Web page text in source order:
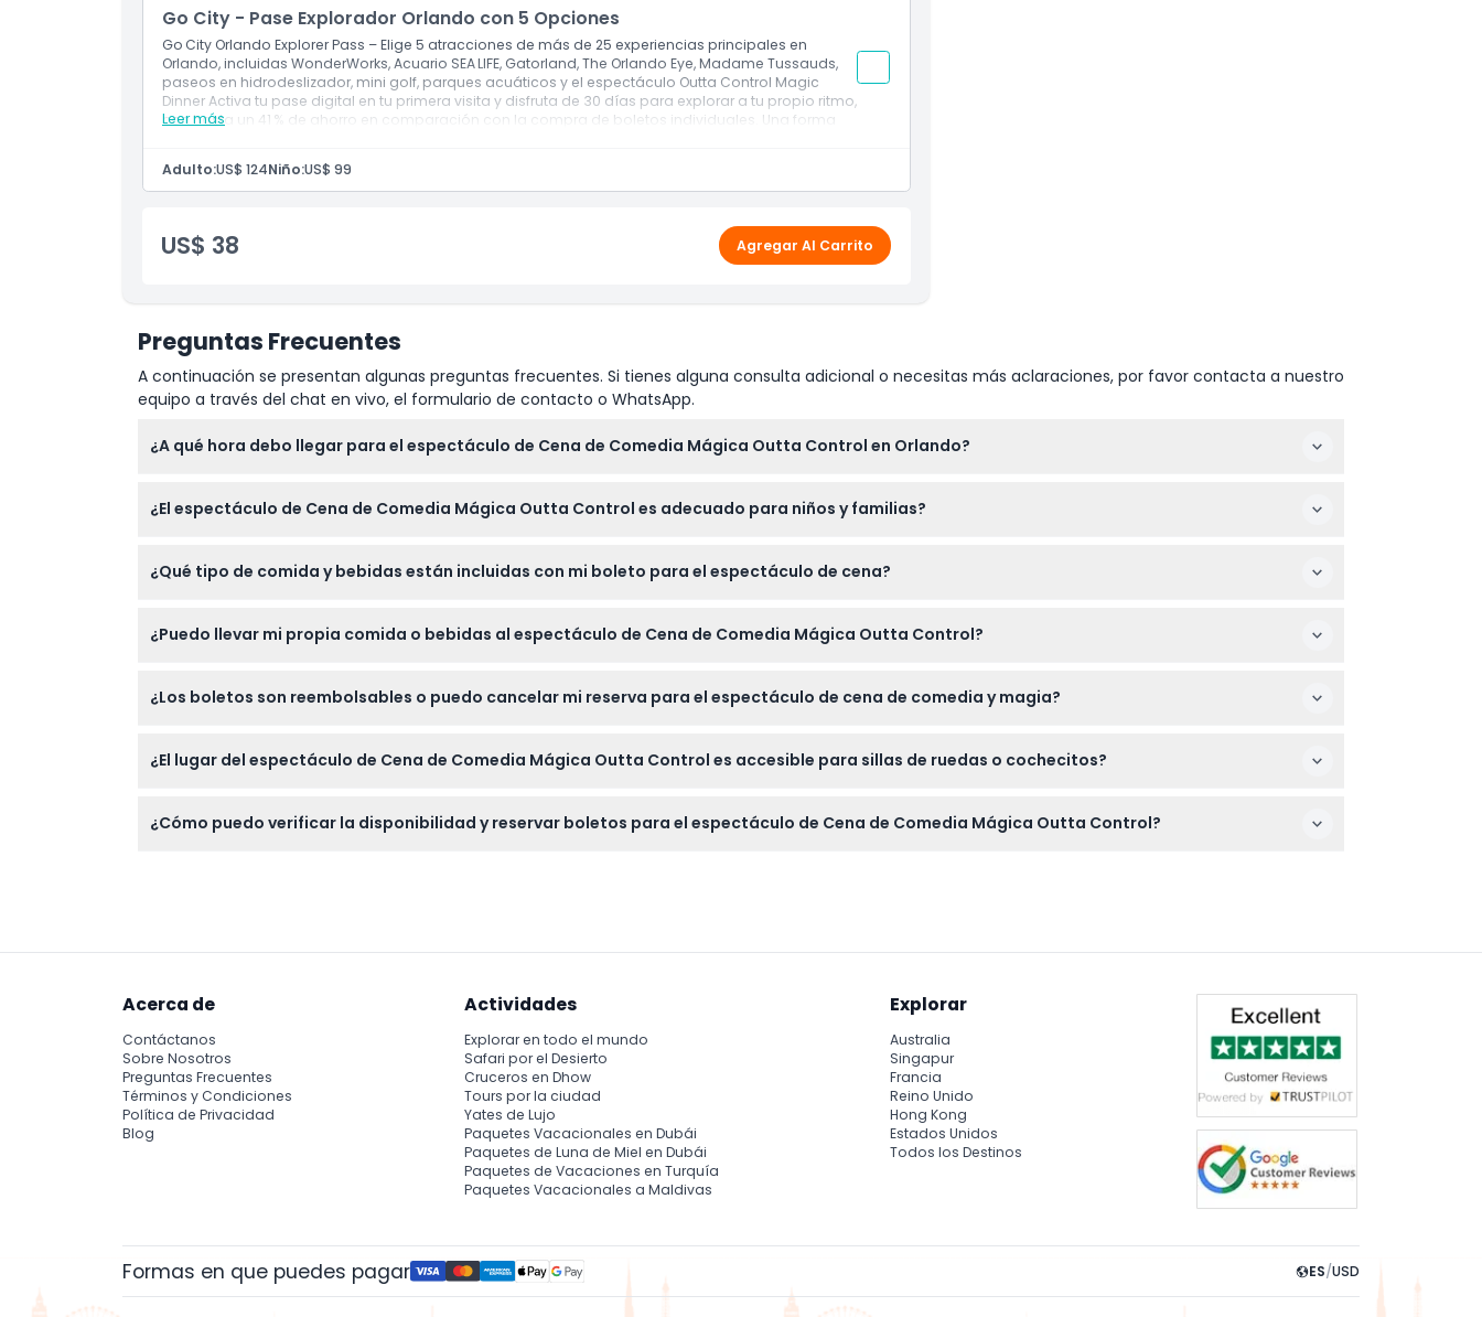
Go City - Pase Explorador Orlando con 5 Opciones
Go City Orlando Explorer Pass – Elige 5 atracciones de más de 25 experiencias principales en
Orlando, incluidas WonderWorks, Acuario SEA LIFE, Gatorland, The Orlando Eye, Madame Tussauds,
paseos en hidrodeslizador, mini golf, parques acuáticos y el espectáculo Outta Control Magic
Dinner Activa tu pase digital en tu primera visita y disfruta de 30 días para explorar a tu propio ritmo,
con hasta un 41 % de ahorro en comparación con la compra de boletos individuales. Una forma
Leer más
Adulto:US$ 124Niño:US$ 99
US$ 38 Agregar Al Carrito
Preguntas Frecuentes
A continuación se presentan algunas preguntas frecuentes. Si tienes alguna consulta adicional o necesitas más aclaraciones, por favor contacta a nuestro
equipo a través del chat en vivo, el formulario de contacto o WhatsApp.
¿A qué hora debo llegar para el espectáculo de Cena de Comedia Mágica Outta Control en Orlando?
¿El espectáculo de Cena de Comedia Mágica Outta Control es adecuado para niños y familias?
así como para adultos.
¿Qué tipo de comida y bebidas están incluidas con mi boleto para el espectáculo de cena?
¿Puedo llevar mi propia comida o bebidas al espectáculo de Cena de Comedia Mágica Outta Control?
proporcionadas.
¿Los boletos son reembolsables o puedo cancelar mi reserva para el espectáculo de cena de comedia y magia?
planes estén firmes antes de reservar.
¿El lugar del espectáculo de Cena de Comedia Mágica Outta Control es accesible para sillas de ruedas o cochecitos?
¿Cómo puedo verificar la disponibilidad y reservar boletos para el espectáculo de Cena de Comedia Mágica Outta Control?
Acerca de
Contáctanos
Sobre Nosotros
Preguntas Frecuentes
Términos y Condiciones
Política de Privacidad
Blog
Actividades
Explorar en todo el mundo
Safari por el Desierto
Cruceros en Dhow
Tours por la ciudad
Yates de Lujo
Paquetes Vacacionales en Dubái
Paquetes de Luna de Miel en Dubái
Paquetes de Vacaciones en Turquía
Paquetes Vacacionales a Maldivas
Explorar
Australia
Singapur
Francia
Reino Unido
Hong Kong
Estados Unidos
Todos los Destinos
Formas en que puedes pagar ES/USD